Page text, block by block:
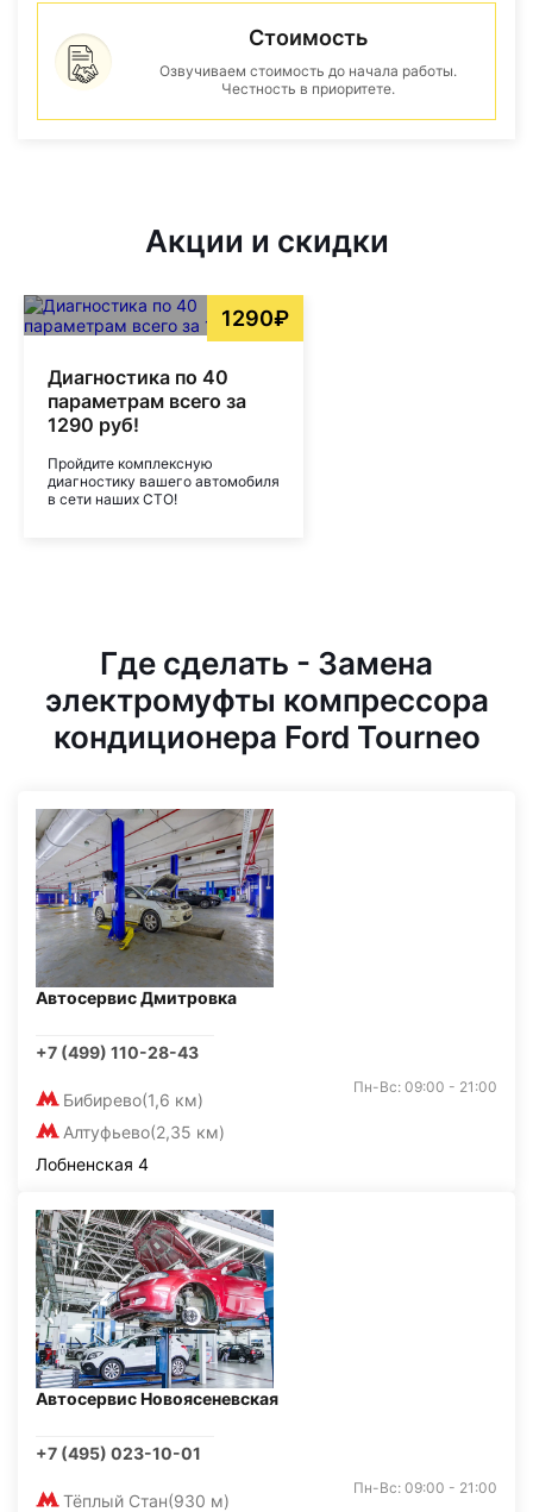
Стоимость
Озвучиваем стоимость до начала работы.
Честность в приоритете.
Акции и скидки
1290₽
Диагностика по 40
параметрам всего за
1290 руб!
Пройдите комплексную
диагностику вашего автомобиля
в сети наших СТО!
Где сделать - Замена
электромуфты компрессора
кондиционера Ford Tourneo
Автосервис Дмитровка
+7 (499) 110-28-43
Бибирево(1,6 км)
Алтуфьево(2,35 км)
Пн-Вс: 09:00 - 21:00
Лобненская 4
Автосервис Новоясеневская
+7 (495) 023-10-01
Тёплый Стан(930 м)
Пн-Вс: 09:00 - 21:00